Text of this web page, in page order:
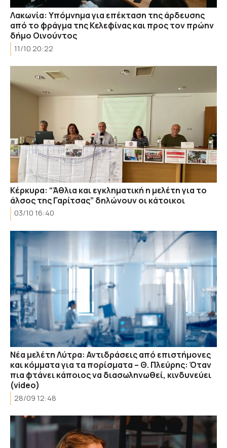
Λακωνία: Υπόμνημα για επέκταση της άρδευσης
από το φράγμα της Κελεφίνας και προς τον πρώην
δήμο Οινούντος
11/10 20:22
Κέρκυρα: “Άθλια και εγκληματική η μελέτη για το
άλσος της Γαρίτσας” δηλώνουν οι κάτοικοι
03/10 16:40
Νέα μελέτη Λύτρα: Αντιδράσεις από επιστήμονες
και κόμματα για τα πορίσματα – Θ. Πλεύρης: Όταν
πια φτάνει κάποιος να διασωληνωθεί, κινδυνεύει
(video)
28/09 12:48